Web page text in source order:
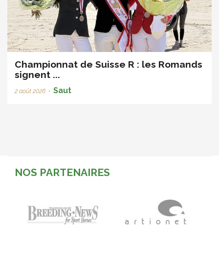
Championnat de Suisse R : les Romands
signent ...
2 août 2026 • Saut
NOS PARTENAIRES